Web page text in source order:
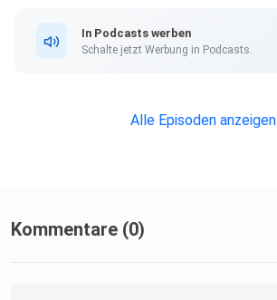
In Podcasts werben
Schalte jetzt Werbung in Podcasts.
Alle Episoden anzeigen
Kommentare (0)